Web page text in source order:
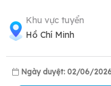
Khu vực tuyển
Hồ Chí Minh
Ngày duyệt: 02/06/